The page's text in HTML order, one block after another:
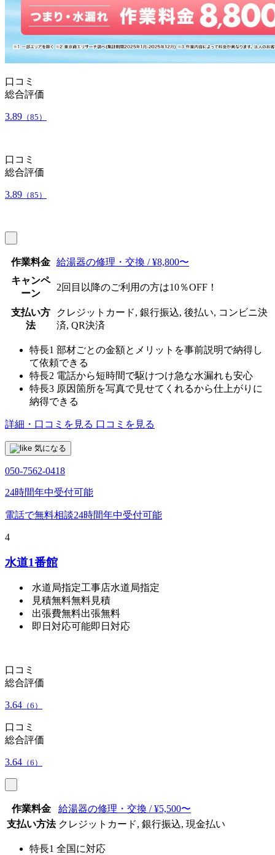
口コミ
総合評価
3.89 （85）
口コミ
総合評価
3.89 （85）
作業料金
給湯器の修理・交換 / ¥8,800〜
キャンペ
ーン
2回目以降のご利用の方は10％OFF！
支払い方
法
クレジットカード, 銀行振込, 後払い, コンビニ決
済, QR決済
特長1 部材ごとの金額とメリットを事前説明で納得し
て依頼できる
特長2 電話から短時間で駆けつけ急な水漏れも安心
特長3 原因箇所を写真で見せてくれるから仕上がりに
納得できる
詳細・口コミを見る 口コミを見る
気になる
050-7562-0418
24時間年中受付可能
電話で無料相談24時間年中受付可能
4
水道1番館
水道局指定工事店水道局指定
見積無料無料見積
出張費無料出張無料
即日対応可能即日対応
口コミ
総合評価
3.64 （6）
口コミ
総合評価
3.64 （6）
作業料金
給湯器の修理・交換 / ¥5,500〜
支払い方法 クレジットカード, 銀行振込, 現金払い
特長1 全国に対応